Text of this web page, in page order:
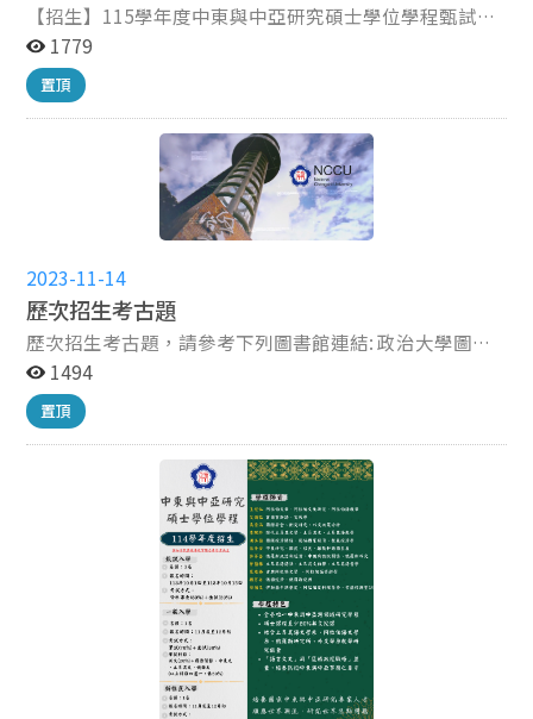
【招生】115學年度中東與中亞研究碩士學位學程甄試入
學申請 1.招生名額:3名 2.考試項目 (1) 資料審查(50%) (2)
面試(50%) 3.報名時間: （一）網路報名取得繳費帳號期
間：114 年9 月30 日上午9 時起至10 月14 日中午12 時
止。 （二）網路報名登錄資料期間：114 年9 月30 日上午
9 時起至10 月14 日下午3 時止。 4. 審查資料繳交截止: 以
網路上傳電子檔案，於 10 月 14 日下午 5:00 前上傳完
成，逾時不受理。 5. 面試時間：11 月 8 日（星期六）下
午 2:00 起。 【面試相關資訊於面試前 3 日公布於本所網
章。
1779
置頂
2023-11-14
歷次招生考古題
歷次招生考古題，請參考下列圖書館連結: 政治大學圖書
館首頁→資源查詢→電子資源查詢→考古題
1494
置頂